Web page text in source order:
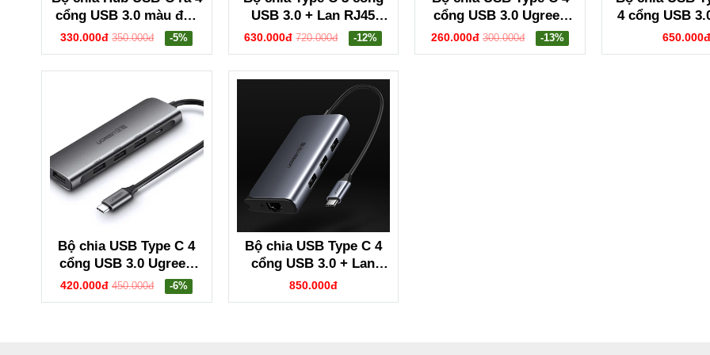
cổng USB 3.0 màu đen
Ugreen 20841 CM473
330.000đ 350.000đ -5%
USB 3.0 + Lan RJ45
Ugreen 20932
630.000đ 720.000đ -12%
cổng USB 3.0 Ugreen
70336
260.000đ 300.000đ -13%
4 cổng USB
cổng USB-C
650.000đ
Bộ chia USB Type C 4
cổng USB 3.0 Ugreen
50979
420.000đ 450.000đ -6%
Bộ chia USB Type C 4
cổng USB 3.0 + Lan
RJ45 Ugreen 50252
850.000đ